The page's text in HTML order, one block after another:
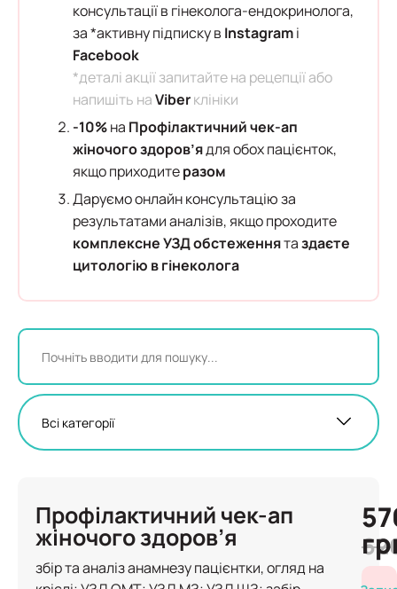
консультації в гінеколога-ендокринолога,
за *активну підписку в Instagramі
Facebook
*деталі акції запитайте на рецепції або
напишіть наViberклініки
-10%на Профілактичний чек-ап
жіночого здоров’ядля обох пацієнток,
якщо приходитеразом
Даруємо онлайн консультацію за
результатами аналізів, якщо проходите
комплексне УЗД обстеженнятаздаєте
цитологію в гінеколога
Профілактичний чек-ап
жіночого здоров’я
збір та аналіз анамнезу пацієнтки, огляд на